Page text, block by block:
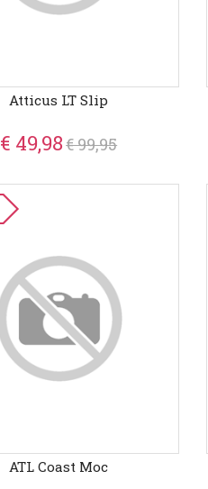
Atticus LT Slip
€ 49,98€ 99,95
ATL Coast Moc